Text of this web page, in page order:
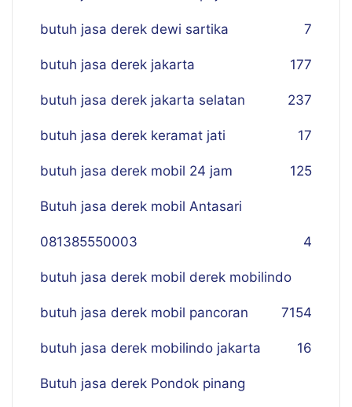
butuh jasa derek dewi sartika 7
butuh jasa derek jakarta 177
butuh jasa derek jakarta selatan 237
butuh jasa derek keramat jati 17
butuh jasa derek mobil 24 jam 125
Butuh jasa derek mobil Antasari
081385550003 4
butuh jasa derek mobil derek mobilindo
154
butuh jasa derek mobil pancoran 7
butuh jasa derek mobilindo jakarta 16
Butuh jasa derek Pondok pinang